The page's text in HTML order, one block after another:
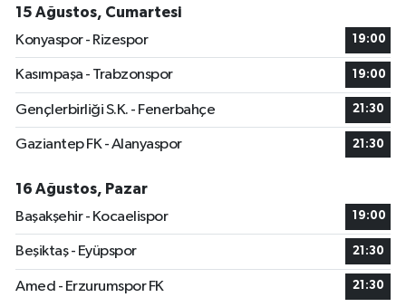
15 Ağustos, Cumartesi
Konyaspor - Rizespor
19:00
Kasımpaşa - Trabzonspor 19:00
Gençlerbirliği S.K. - Fenerbahçe 21:30
Gaziantep FK - Alanyaspor 21:30
16 Ağustos, Pazar
Başakşehir - Kocaelispor
19:00
Beşiktaş - Eyüpspor 21:30
Amed - Erzurumspor FK 21:30